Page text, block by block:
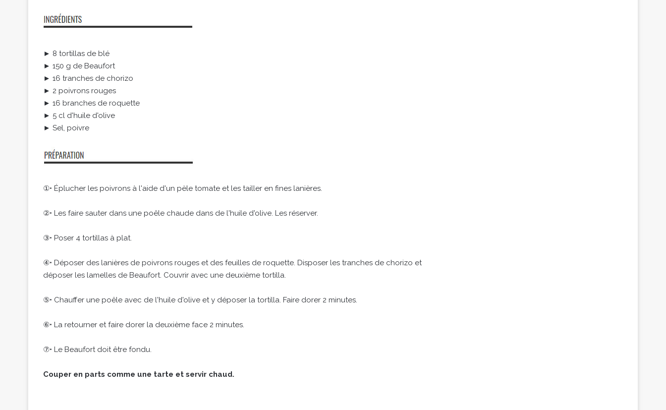
► 8 tortillas de blé
► 150 g de Beaufort
► 16 tranches de chorizo
► 2 poivrons rouges
► 16 branches de roquette
► 5 cl d'huile d'olive
► Sel, poivre
①• Éplucher les poivrons à l'aide d'un pèle tomate et les tailler en fines lanières.
②• Les faire sauter dans une poêle chaude dans de l'huile d'olive. Les réserver.
③• Poser 4 tortillas à plat.
④• Déposer des lanières de poivrons rouges et des feuilles de roquette. Disposer les tranches de chorizo et
déposer les lamelles de Beaufort. Couvrir avec une deuxième tortilla.
⑤• Chauffer une poêle avec de l'huile d'olive et y déposer la tortilla. Faire dorer 2 minutes.
⑥• La retourner et faire dorer la deuxième face 2 minutes.
⑦• Le Beaufort doit être fondu.
Couper en parts comme une tarte et servir chaud.